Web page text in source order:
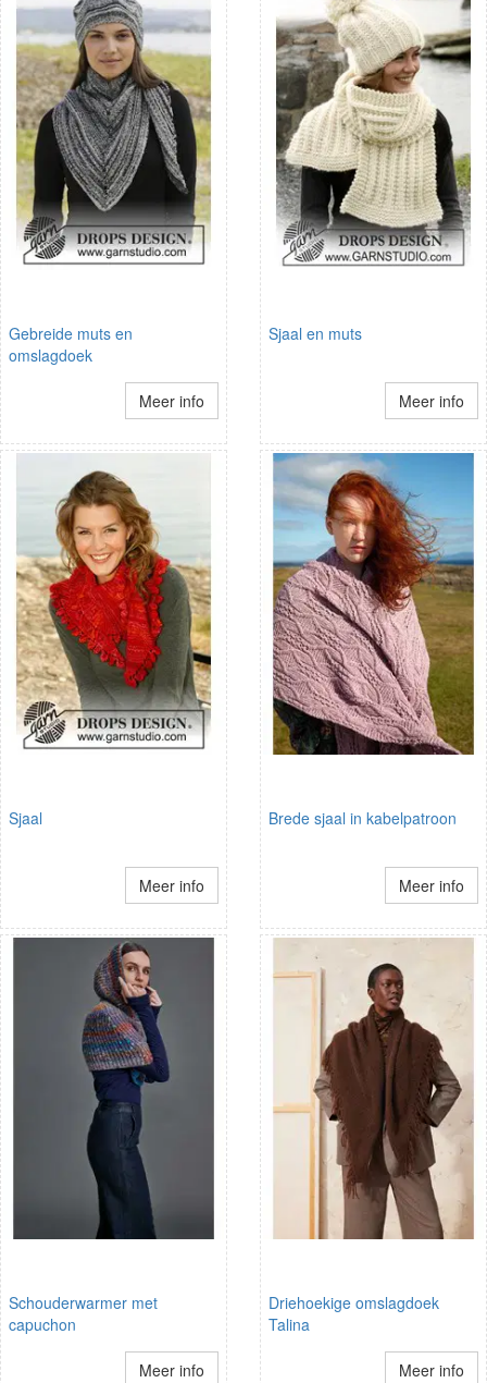
Gebreide muts en
omslagdoek
Meer info
Sjaal en muts
Meer info
Sjaal
Meer info
Brede sjaal in kabelpatroon
Meer info
Schouderwarmer met
capuchon
Meer info
Driehoekige omslagdoek
Talina
Meer info